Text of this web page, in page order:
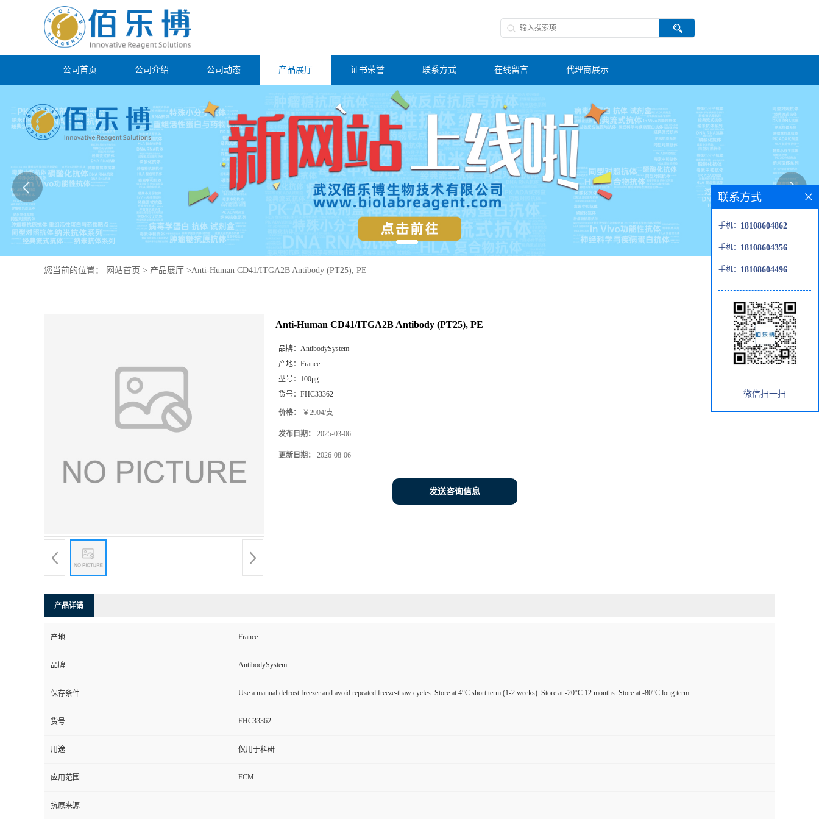
公司首页 公司介绍 公司动态 产品展厅 证书荣誉 联系方式 在线留言 代理商展示
您当前的位置： 网站首页 > 产品展厅 >Anti-Human CD41/ITGA2B Antibody (PT25), PE
Anti-Human CD41/ITGA2B Antibody (PT25), PE
品牌： AntibodySystem
产地： France
型号： 100μg
货号： FHC33362
价格： ￥2904/支
发布日期： 2025-03-06
更新日期： 2026-08-06
发送咨询信息
产品详请
产地 France
品牌 AntibodySystem
保存条件 Use a manual defrost freezer and avoid repeated freeze-thaw cycles. Store at 4°C short term (1-2 weeks). Store at -20°C 12 months. Store at -80°C long term.
货号 FHC33362
用途 仅用于科研
应用范围 FCM
抗原来源
联系方式
手机： 18108604862
手机： 18108604356
手机： 18108604496
微信扫一扫